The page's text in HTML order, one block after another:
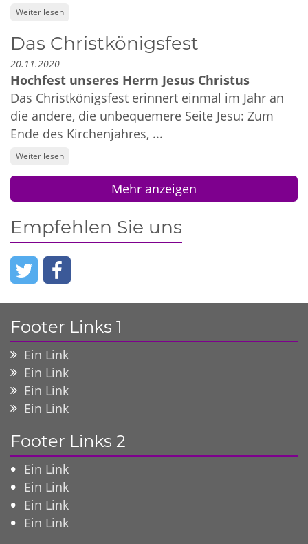
Weiter lesen
Das Christkönigsfest
20.11.2020
Hochfest unseres Herrn Jesus Christus
Das Christkönigsfest erinnert einmal im Jahr an
die andere, die unbequemere Seite Jesu: Zum
Ende des Kirchenjahres, ...
Weiter lesen
Mehr anzeigen
Empfehlen Sie uns
Footer Links 1
Ein Link
Ein Link
Ein Link
Ein Link
Footer Links 2
Ein Link
Ein Link
Ein Link
Ein Link